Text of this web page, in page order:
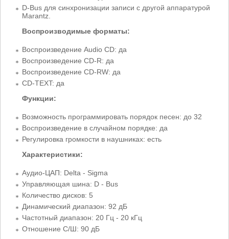
D-Bus для синхронизации записи с другой аппаратурой
Marantz.
Воспроизводимые форматы:
Воспроизведение Audio CD: да
Воспроизведение CD-R: да
Воспроизведение CD-RW: да
CD-TEXT: да
Функции:
Возможность программировать порядок песен: до 32
Воспроизведение в случайном порядке: да
Регулировка громкости в наушниках: есть
Характеристики:
Аудио-ЦАП: Delta - Sigma
Управляющая шина: D - Bus
Количество дисков: 5
Динамический диапазон: 92 дБ
Частотный диапазон: 20 Гц - 20 кГц
Отношение С/Ш: 90 дБ